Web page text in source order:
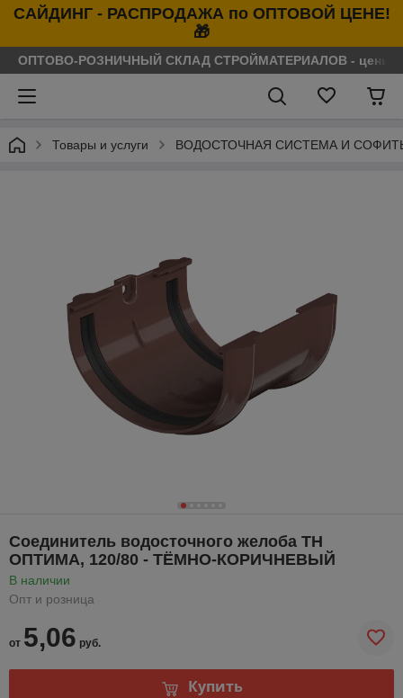
САЙДИНГ - РАСПРОДАЖА по ОПТОВОЙ ЦЕНЕ!
🎁
ОПТОВО-РОЗНИЧНЫЙ СКЛАД СТРОЙМАТЕРИАЛОВ - цены
Товары и услуги ВОДОСТОЧНАЯ СИСТЕМА И
Соединитель водосточного желоба ТН
ОПТИМА, 120/80 - ТЁМНО-КОРИЧНЕВЫЙ
В наличии
Опт и розница
от 5,06 руб.
Купить